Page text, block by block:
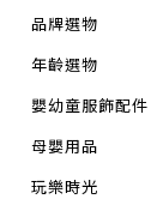
品牌選物
年齡選物
嬰幼童服飾配件
母嬰用品
玩樂時光